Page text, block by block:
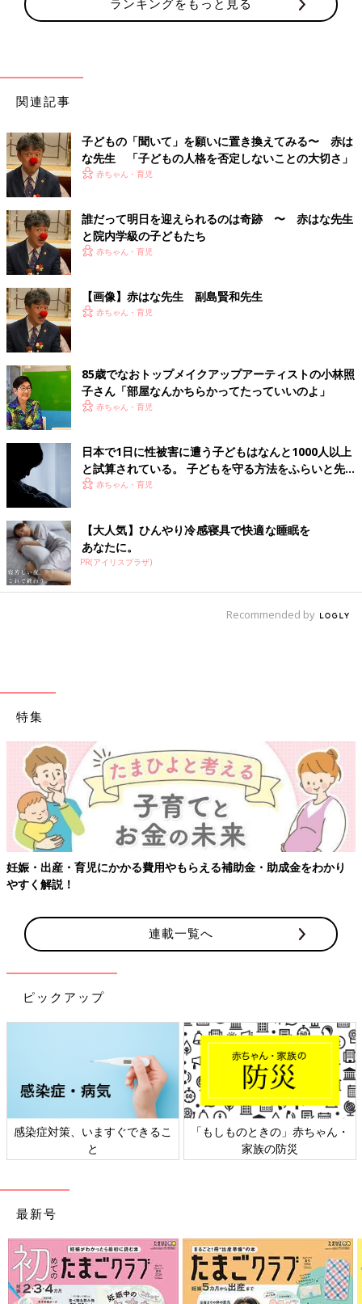
関連記事
子どもの「聞いて」を願いに置き換えてみる〜 赤は
な先生 「子どもの人格を否定しないことの大切さ」
赤ちゃん・育児
誰だって明日を迎えられるのは奇跡 〜 赤はな先生
と院内学級の子どもたち
赤ちゃん・育児
【画像】赤はな先生 副島賢和先生
赤ちゃん・育児
85歳でなおトップメイクアップアーティストの小林照
子さん「部屋なんかちらかってたっていいのよ」
赤ちゃん・育児
日本で1日に性被害に遭う子どもはなんと1000人以上
と試算されている。 子どもを守る方法をふらいと先
生に聞く【小児科医】
赤ちゃん・育児
【大人気】ひんやり冷感寝具で快適な睡眠を
あなたに。
PR(アイリスプラザ)
Recommended by
特集
妊娠・出産・育児にかかる費用やもらえる補助金・助成金をわかり
やすく解説！
連載一覧へ
ピックアップ
感染症対策、いますぐできるこ
と
「もしものときの」赤ちゃん・
家族の防災
最新号